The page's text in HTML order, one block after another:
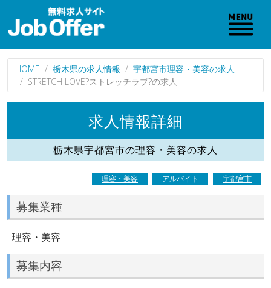
HOME 栃木県の求人情報
宇都宮市理容・美容の求人
STRETCH LOVE?ストレッチラブ?の求人
求人情報詳細
栃木県宇都宮市の理容・美容の求人
理容・美容 アルバイト 宇都宮市
募集業種
理容・美容
募集内容